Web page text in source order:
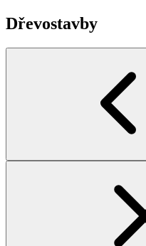
Dřevostavby